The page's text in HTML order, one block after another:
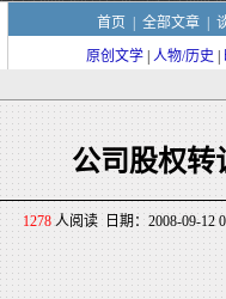
首页 全部文章|
原创文学 人物/历史
公司股权转
1278人阅读 日期：2008-09-12